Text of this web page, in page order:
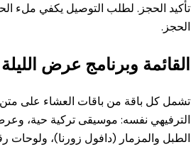
تأكيد الحجز. لطلب التوصيل يكفي ملء
الحجز.
القائمة وبرنامج عرض الليلة
تشمل كل باقة من باقات العشاء على متن
الترفيهي نفسه: موسيقى تركية حية،
الطبل والمزمار (دافول زورنا)،